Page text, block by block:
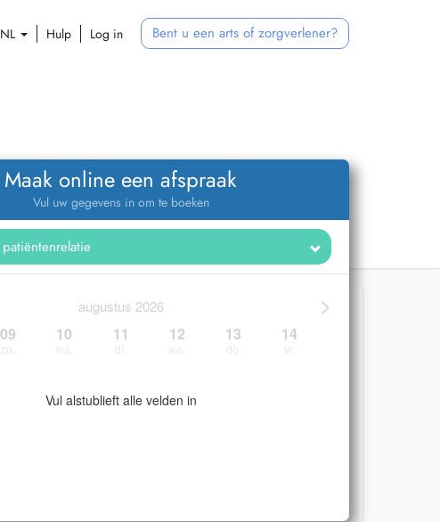
NL Hulp Log in Bent u een arts of zorgverlener?
Maak online een afspraak
Vul uw gegevens in om te boeken
>
augustus 2026
09 10 11 12 13 14
Vul alstublieft alle velden in